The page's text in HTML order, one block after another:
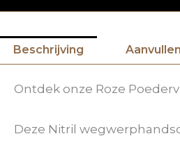
Beschrijving
Ontdek onze Roze
Deze Nitril